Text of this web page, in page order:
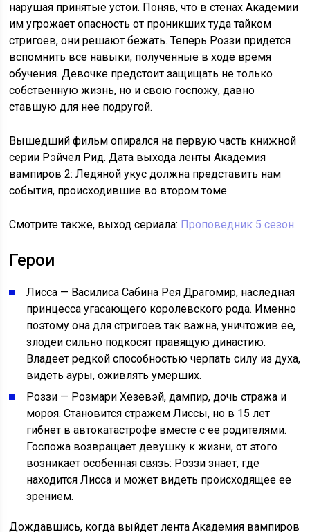
нарушая принятые устои. Поняв, что в стенах Академии
им угрожает опасность от проникших туда тайком
стригоев, они решают бежать. Теперь Роззи придется
вспомнить все навыки, полученные в ходе время
обучения. Девочке предстоит защищать не только
собственную жизнь, но и свою госпожу, давно
ставшую для нее подругой.
Вышедший фильм опирался на первую часть книжной
серии Рэйчел Рид. Дата выхода ленты Академия
вампиров 2: Ледяной укус должна представить нам
события, происходившие во втором томе.
Смотрите также, выход сериала: Проповедник 5 сезон.
Герои
Лисса — Василиса Сабина Рея Драгомир, наследная
принцесса угасающего королевского рода. Именно
поэтому она для стригоев так важна, уничтожив ее,
злодеи сильно подкосят правящую династию.
Владеет редкой способностью черпать силу из духа,
видеть ауры, оживлять умерших.
Роззи — Розмари Хезевэй, дампир, дочь стража и
мороя. Становится стражем Лиссы, но в 15 лет
гибнет в автокатастрофе вместе с ее родителями.
Госпожа возвращает девушку к жизни, от этого
возникает особенная связь: Роззи знает, где
находится Лисса и может видеть происходящее ее
зрением.
Дождавшись, когда выйдет лента Академия вампиров